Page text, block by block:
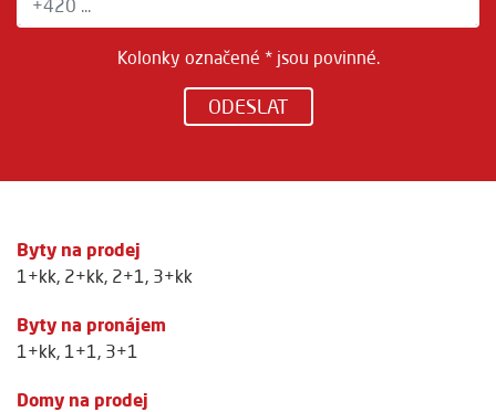
Kolonky označené * jsou povinné.
ODESLAT
Byty na prodej
1+kk, 2+kk, 2+1, 3+kk
Byty na pronájem
1+kk, 1+1, 3+1
Domy na prodej